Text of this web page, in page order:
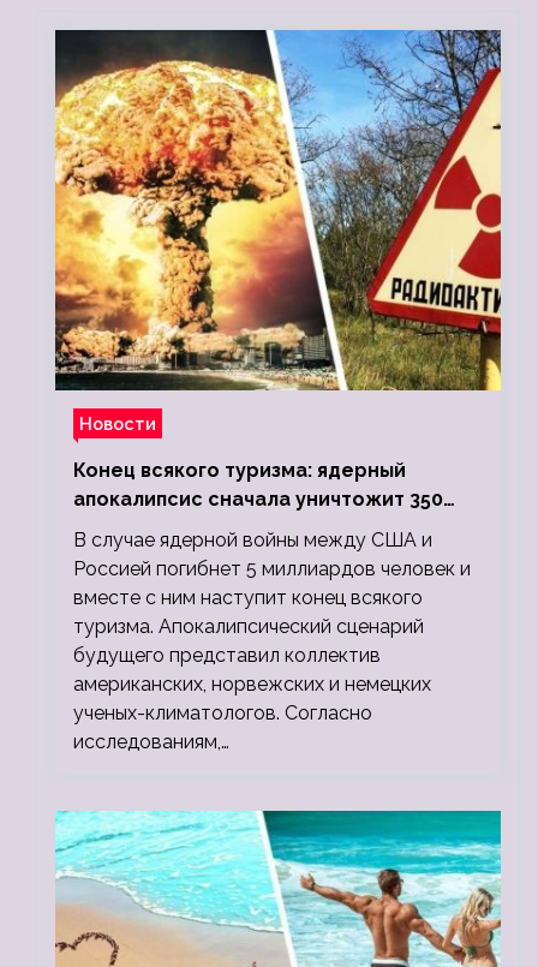
Новости
Конец всякого туризма: ядерный
апокалипсис сначала уничтожит 350
миллионов, а потом 5 миллиардов
людей
В случае ядерной войны между США и
Россией погибнет 5 миллиардов человек и
вместе с ним наступит конец всякого
туризма. Апокалипсический сценарий
будущего представил коллектив
американских, норвежских и немецких
ученых-климатологов. Согласно
исследованиям,…